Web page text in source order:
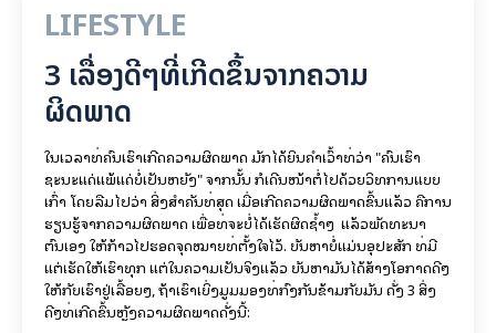
LIFESTYLE
3 ເລື່ອງດີໆທີ່ເກີດຂຶ້ນຈາກຄວາມ
ຜິດພາດ
ໃນເວລາທີ່ຄົນເຮົາເກີດຄວາມຜິດພາດ ມັກໄດ້ຍິນຄຳເວົ້າທີ່ວ່າ "ຄົນເຮົາ
ຊະນະແດ່ແພ້ແດ່ບໍ່ເປັນຫຍັງ" ຈາກນັ້ນ ກໍເດີນໜ້າຕໍ່ໄປດ້ວຍວິທີການແບບ
ເກົ່າ ໂດຍລືມໄປວ່າ ສິ່ງສຳຄັນທີ່ສຸດ ເມື່ອເກີດຄວາມຜິດພາດຂຶ້ນແລ້ວ ຄືການ
ຮຽນຮູ້ຈາກຄວາມຜິດພາດ ເພື່ອທີ່ຈະບໍ່ໄດ້ເຮັດຜິດຊ້ຳໆ ແລ້ວພັດທະນາ
ຕົນເອງ ໃຫ້ກ້າວໄປຮອດຈຸດໝາຍທີ່ຕັ້ງໃຈໄວ້. ບັນຫາບໍ່ແມ່ນອຸປະສັກ ທີ່ມີ
ແຕ່ເຮັດໃຫ້ເຮົາທຸກ ແຕ່ໃນຄວາມເປັນຈິງແລ້ວ ບັນຫາມັນໄດ້ສ້າງໂອກາດດີໆ
ໃຫ້ກັບເຮົາຢູ່ເລື້ອຍໆ, ຖ້າເຮົາເບິ່ງມູມມອງທີ່ກົງກັນຂ້າມກັບມັນ ດັ່ງ 3 ສິ່ງ
ດີໆທີ່ເກີດຂຶ້ນຫຼັງຄວາມຜິດພາດດັ່ງນີ້: